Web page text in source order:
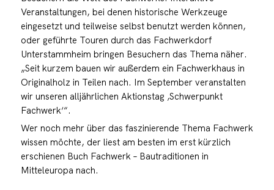
Veranstaltungen, bei denen historische Werkzeuge
eingesetzt und teilweise selbst benutzt werden können,
oder geführte Touren durch das Fachwerkdorf
Unterstammheim bringen Besuchern das Thema näher.
„Seit kurzem bauen wir außerdem ein Fachwerkhaus in
Originalholz in Teilen nach. Im September veranstalten
wir unseren alljährlichen Aktionstag ‚Schwerpunkt
Fachwerk‘“.
Wer noch mehr über das faszinierende Thema Fachwerk
wissen möchte, der liest am besten im erst kürzlich
erschienen Buch Fachwerk – Bautraditionen in
Mitteleuropa nach.